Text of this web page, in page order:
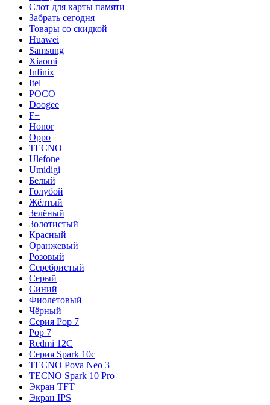
Слот для карты памяти
Забрать сегодня
Товары со скидкой
Huawei
Samsung
Xiaomi
Infinix
Itel
POCO
Doogee
F+
Honor
Oppo
TECNO
Ulefone
Umidigi
Белый
Голубой
Жёлтый
Зелёный
Золотистый
Красный
Оранжевый
Розовый
Серебристый
Серый
Синий
Фиолетовый
Чёрный
Серия Pop 7
Pop 7
Redmi 12C
Серия Spark 10c
TECNO Pova Neo 3
TECNO Spark 10 Pro
Экран TFT
Экран IPS